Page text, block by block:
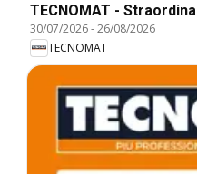
TECNOMAT -
30/07/2026-26/08/2026
TECNOMAT